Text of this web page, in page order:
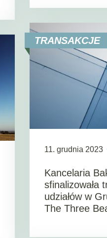
TRANSAKCJE
11. grudnia 2023
Kancelaria
sfinalizowała
udziałów w
The Three